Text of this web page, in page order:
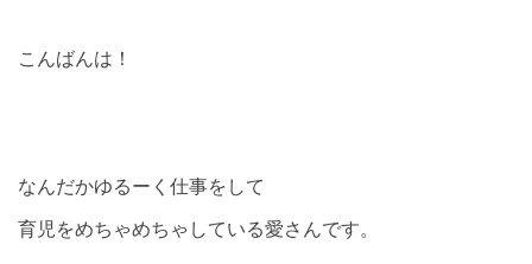
こんばんは！
なんだかゆるーく仕事をして
育児をめちゃめちゃしている愛さんです。